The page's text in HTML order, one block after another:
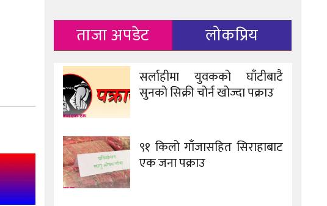
ताजा अपडेट लोकप्रिय
सर्लाहीमा युवकको घाँटीबाटै
सुनको सिक्री चोर्न खोज्दा पक्राउ
९१ किलो गाँजासहित सिराहाबाट
एक जना पक्राउ